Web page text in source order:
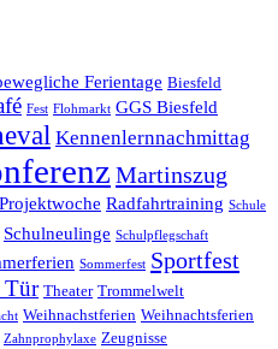
Ferientage Biesfeld
Fest Flohmarkt GGS Biesfeld
Kennenlernnachmittag
Martinszug
Projektwoche Radfahrtraining Schule
Schulneulinge Schulpflegschaft
Sommerfest Sportfest
Tür Theater Trommelwelt
Weihnachstferien Weihnachtsferien
Zahnprophylaxe Zeugnisse